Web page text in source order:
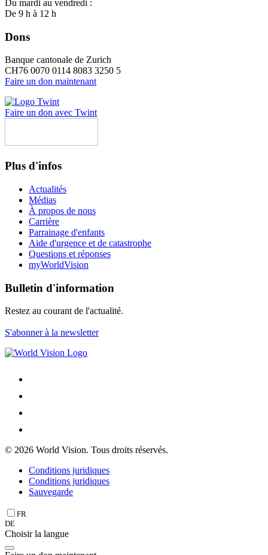
Du mardi au vendredi :
De 9 h à 12 h
Dons
Banque cantonale de Zurich
CH76 0070 0114 8083 3250 5
Faire un don maintenant
Faire un don avec Twint
Plus d'infos
Actualités
Médias
À propos de nous
Carrière
Parrainage d'enfants
Aide d'urgence et de catastrophe
Questions et réponses
myWorldVision
Bulletin d'information
Restez au courant de l'actualité.
S'abonner à la newsletter
© 2026 World Vision. Tous droits réservés.
Conditions juridiques
Conditions juridiques
Sauvegarde
FR
DE
Choisir la langue